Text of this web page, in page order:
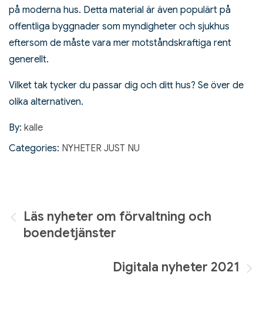
på moderna hus. Detta material är även populärt på
offentliga byggnader som myndigheter och sjukhus
eftersom de måste vara mer motståndskraftiga rent
generellt.
Vilket tak tycker du passar dig och ditt hus? Se över de
olika alternativen.
By: kalle
Categories: NYHETER JUST NU
Inläggsnavigering
Läs nyheter om förvaltning och
boendetjänster
Digitala nyheter 2021